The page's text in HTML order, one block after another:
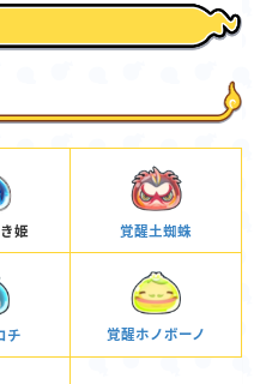
姫 覚醒土蜘蛛
チ 覚醒ホノボーノ